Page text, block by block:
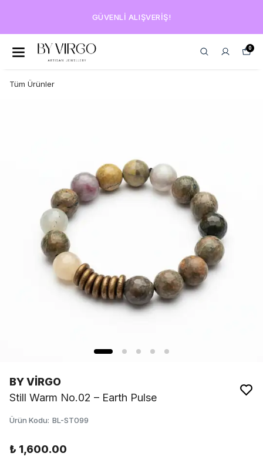
GÜVENLI ALIŞVERIŞ!
0
Tüm Ürünler
BY VİRGO
Still Warm No.02 – Earth Pulse
Ürün Kodu: BL-ST099
₺ 1,600.00